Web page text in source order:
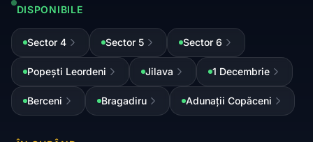
DISPONIBILE
Sector 4 Sector 5 Sector 6
Popești Leordeni Jilava 1 Decembrie
Berceni Bragadiru Adunații Copăceni